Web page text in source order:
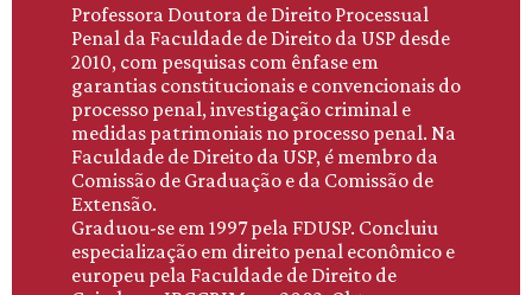
Professora Doutora de Direito Processual
Penal da Faculdade de Direito da USP desde
2010, com pesquisas com ênfase em
garantias constitucionais e convencionais do
processo penal, investigação criminal e
medidas patrimoniais no processo penal. Na
Faculdade de Direito da USP, é membro da
Comissão de Graduação e da Comissão de
Extensão.
Graduou-se em 1997 pela FDUSP. Concluiu
especialização em direito penal econômico e
europeu pela Faculdade de Direito de